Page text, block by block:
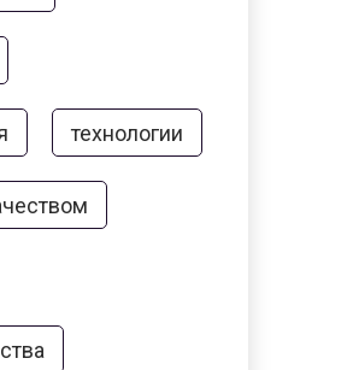
технологии